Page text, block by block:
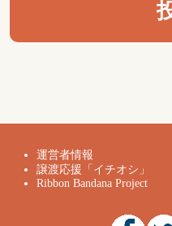
運営者情報
譲渡応援「イチオシ」
Ribbon Bandana Project